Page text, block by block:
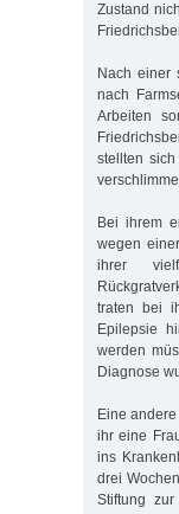
Zustand
Nach einer
nach
Arbeiten
stellten
Bei ihrem
wegen
ihrer
traten bei
Epilepsie
werden
Diagnose
Eine
ihr eine
ins
drei
Stiftung